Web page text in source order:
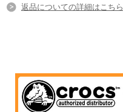
返品についての詳細はこちら